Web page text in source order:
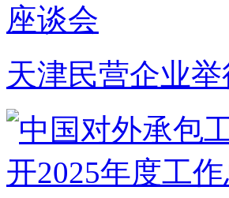
天津民营企业